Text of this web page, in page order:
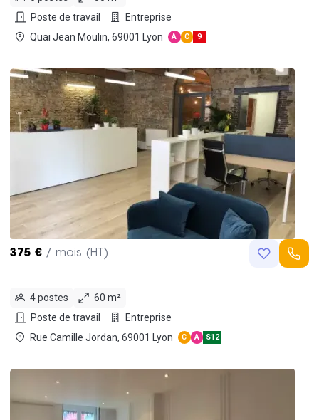
Poste de travail
Entreprise
Quai Jean Moulin, 69001 Lyon
A C 9
375 € / mois (HT)
4 postes
60 m²
Poste de travail
Entreprise
Rue Camille Jordan, 69001 Lyon
C A S12